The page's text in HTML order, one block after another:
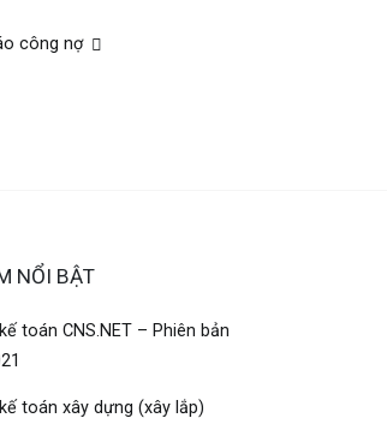
công nợ
NỔI BẬT
toán CNS.NET – Phiên bản
toán xây dựng (xây lắp)